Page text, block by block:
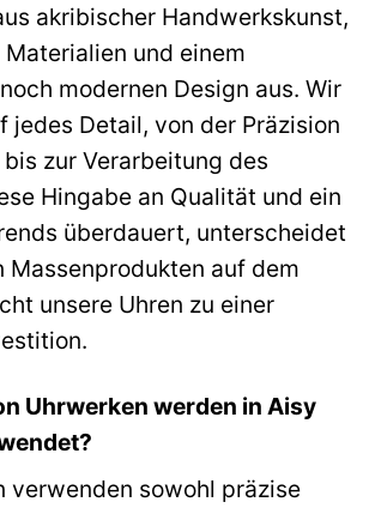
akribischer Handwerkskunst,
und einem
modernen Design aus. Wir
jedes Detail, von der Präzision
zur Verarbeitung des
Hingabe an Qualität und ein
überdauert, unterscheidet
Massenprodukten auf dem
unsere Uhren zu einer
Uhrwerken werden in Aisy
verwenden sowohl präzise